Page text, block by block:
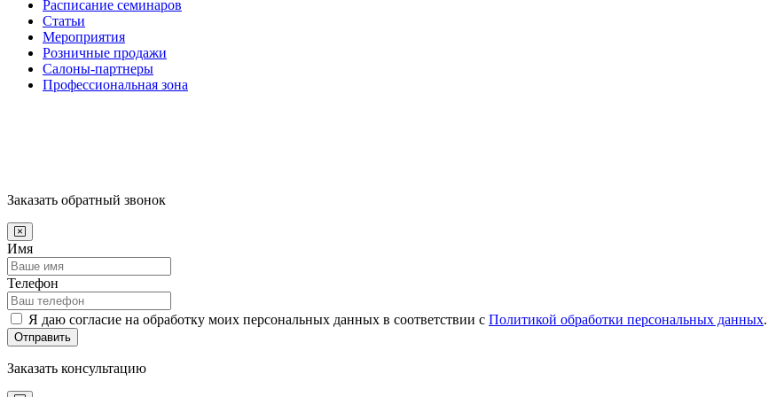
Расписание семинаров
Статьи
Мероприятия
Розничные продажи
Салоны-партнеры
Профессиональная зона
Заказать обратный звонок
Имя
Телефон
Я даю согласие на обработку моих персональных данных в соответствии с Политикой обработки персональных данных.
Отправить
Заказать консультацию